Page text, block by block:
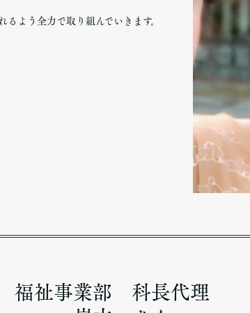
よう全力で取り組んでいきます。
福祉事業部 科長代理